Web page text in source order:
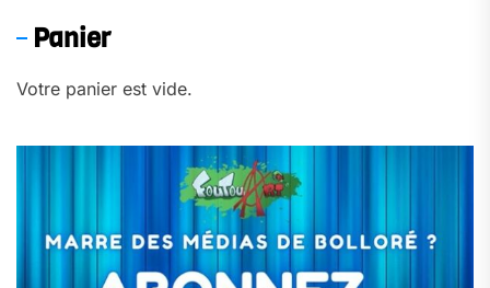
Panier
Votre panier est vide.